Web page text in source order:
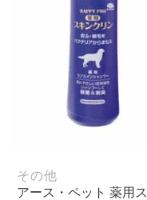
その他
アース・ペット 薬用